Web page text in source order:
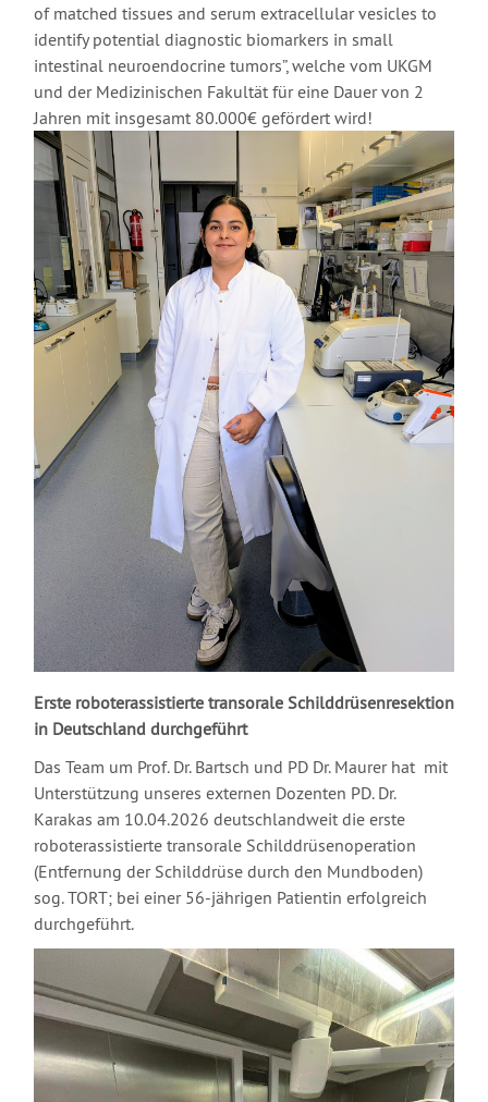
of matched tissues and serum extracellular vesicles to
identify potential diagnostic biomarkers in small
intestinal neuroendocrine tumors”, welche vom UKGM
und der Medizinischen Fakultät für eine Dauer von 2
Jahren mit insgesamt 80.000€ gefördert wird!
Erste roboterassistierte transorale Schilddrüsenresektion
in Deutschland durchgeführt
Das Team um Prof. Dr. Bartsch und PD Dr. Maurer hat mit
Unterstützung unseres externen Dozenten PD. Dr.
Karakas am 10.04.2026 deutschlandweit die erste
roboterassistierte transorale Schilddrüsenoperation
(Entfernung der Schilddrüse durch den Mundboden)
sog. TORT; bei einer 56-jährigen Patientin erfolgreich
durchgeführt.